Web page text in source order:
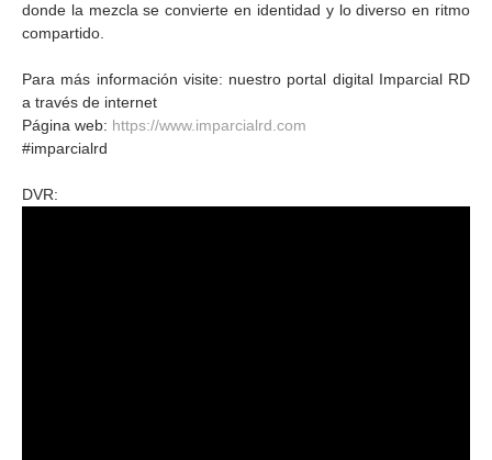
donde la mezcla se convierte en identidad y lo diverso en ritmo
compartido.
Para más información visite: nuestro portal digital Imparcial RD
a través de internet
Página web: https://www.imparcialrd.com
#imparcialrd
DVR: